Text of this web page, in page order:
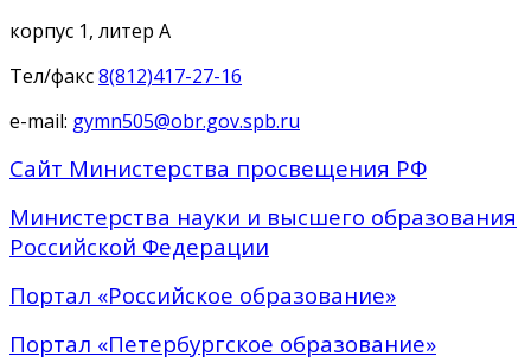
корпус 1, литер А
Тел/факс8(812)417-27-16
e-mail: gymn505@obr.gov.spb.ru
Сайт Министерства просвещения РФ
Министерства науки и высшего образования
Российской Федерации
Портал «Российское образование»
Портал «Петербургское образование»